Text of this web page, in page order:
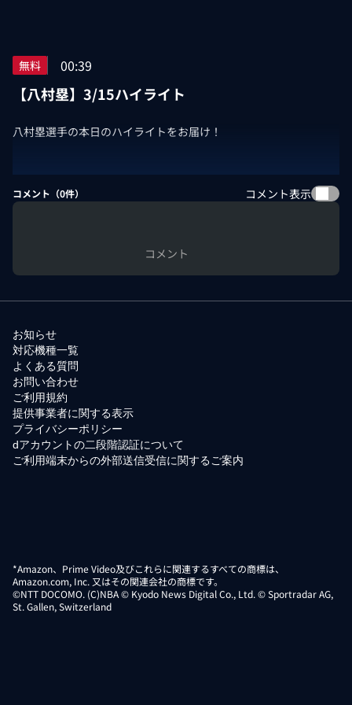
無料 00:39
【八村塁】3/15ハイライト
八村塁選手の本日のハイライトをお届け！
コメント（0件） コメント表示
コメント
お知らせ
対応機種一覧
よくある質問
お問い合わせ
ご利用規約
提供事業者に関する表示
プライバシーポリシー
dアカウントの二段階認証について
ご利用端末からの外部送信受信に関するご案内
*Amazon、Prime Video及びこれらに関連するすべての商標は、
Amazon.com, Inc. 又はその関連会社の商標です。
©NTT DOCOMO. (C)NBA © Kyodo News Digital Co., Ltd. © Sportradar AG,
St. Gallen, Switzerland